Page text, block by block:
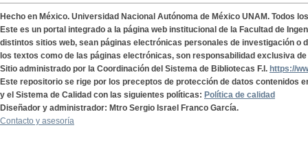
Hecho en México. Universidad Nacional Autónoma de México UNAM. Todos
Este es un portal integrado a la página web institucional de la Facultad de
distintos sitios web, sean páginas electrónicas personales de investigación o
los textos como de las páginas electrónicas, son responsabilidad exclusiva
Sitio administrado por la Coordinación del Sistema de Bibliotecas F.I. https://
Este repositorio se rige por los preceptos de protección de datos contenidos
y el Sistema de Calidad con las siguientes políticas: Política de calidad
Diseñador y administrador: Mtro Sergio Israel Franco García.
Contacto y asesoría